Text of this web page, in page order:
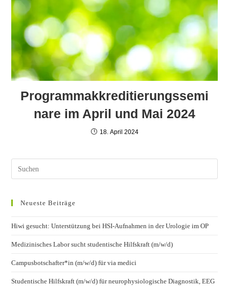
Programmakkreditierungssemi
nare im April und Mai 2024
18. April 2024
Neueste Beiträge
Hiwi gesucht: Unterstützung bei HSI-Aufnahmen in der Urologie im OP
Medizinisches Labor sucht studentische Hilfskraft (m/w/d)
Campusbotschafter*in (m/w/d) für via medici
Studentische Hilfskraft (m/w/d) für neurophysiologische Diagnostik, EEG